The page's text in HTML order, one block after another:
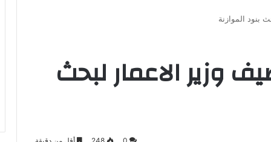
بنود الموازنة
وزير الاعمار لبحث